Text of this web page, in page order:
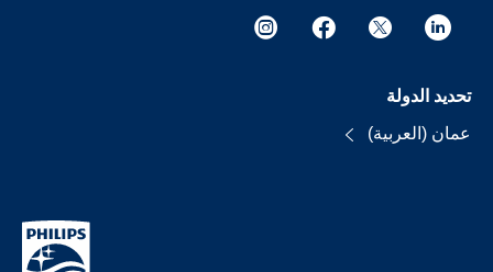
تحديد الدولة
عمان (العربية)